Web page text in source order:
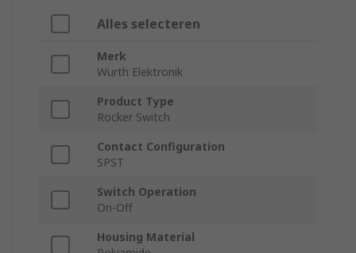
Alles selecteren
Merk
Wurth Elektronik
Product Type
Rocker Switch
Contact Configuration
SPST
Switch Operation
On-Off
Housing Material